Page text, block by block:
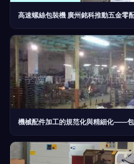
高速螺絲包裝機 廣州銘科推動五金零